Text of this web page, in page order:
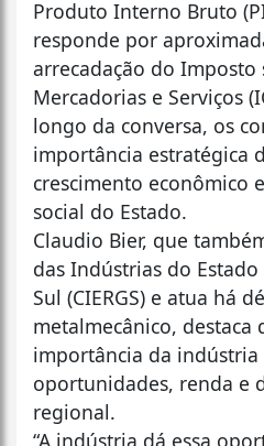
Produto Interno Bruto
responde por
arrecadação do Imposto
Mercadorias e Serviços
longo da conversa, os
importância estratégica
crescimento econômico
social do Estado.
Claudio Bier, que
das Indústrias do
Sul (CIERGS) e atua há
metalmecânico, destaca
importância da indústria
oportunidades, renda e
regional.
“A indústria dá essa